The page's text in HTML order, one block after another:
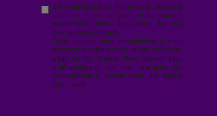
En soumettant ce formulaire, j’accepte
que les informations saisies soient
exploitées* dans le cadre de ma
demande de contact.
Vous pouvez vous désabonner à tout
moment en cliquant sur le lien en bas de
page de nos emails. Pour obtenir plus
d'informations sur nos pratiques de
confidentialité, rendez-vous sur notre
site web